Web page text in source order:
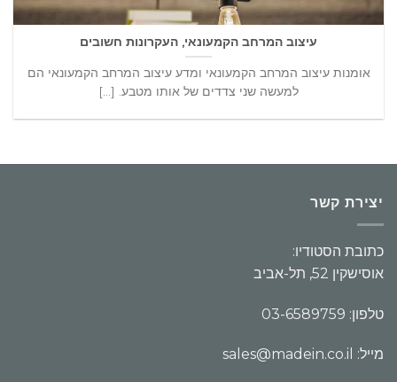
עיצוב המרחב הקמעונאי, העקרונות חשובים
אומנות עיצוב המרחב הקמעונאי ומדע עיצוב המרחב הקמעונאי הם
למעשה שני צדדים של אותו מטבע. [...]
יצירת קשר
כתובת הסטודיו:
אוסישקין 52, תל-אביב
טלפון: 03-6589759
מייל: sales@madein.co.il